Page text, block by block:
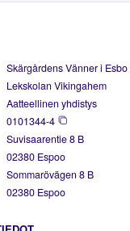
Skärgårdens Vänner i Esbo
Lekskolan Vikingahem
Aatteellinen yhdistys
0101344-4
Suvisaarentie 8 B
02380 Espoo
Sommarövägen 8 B
02380 Espoo